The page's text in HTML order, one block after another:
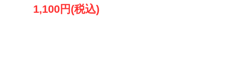
1,100円(税込)